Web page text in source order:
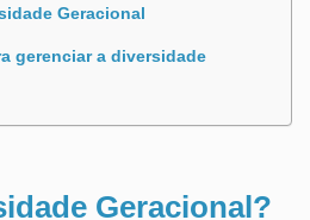
Geracional
gerenciar a diversidade
Geracional?